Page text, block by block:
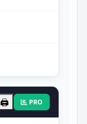
🖨️ PRO